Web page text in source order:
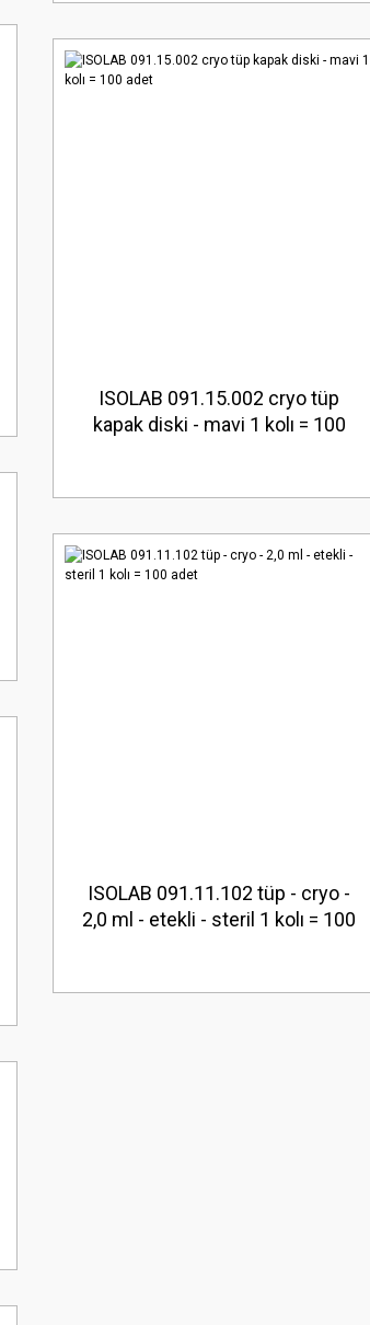
ISOLAB 091.15.002 cryo tüp
kapak diski - mavi 1 kolı = 100
ISOLAB 091.11.102 tüp - cryo -
2,0 ml - etekli - steril 1 kolı = 100